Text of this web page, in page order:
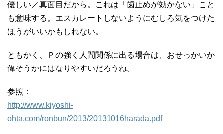
優しい／真面目だから。これは「歯止めが効かない」こと
も意味する。エスカレートしないようにむしろ気をつけた
ほうがいいかもしれない。
ともかく、Ｐの強く人間関係に出る場合は、おせっかいか
偉そうかにはなりやすいだろうね。
参照：
http://www.kiyoshi-
ohta.com/ronbun/2013/20131016harada.pdf